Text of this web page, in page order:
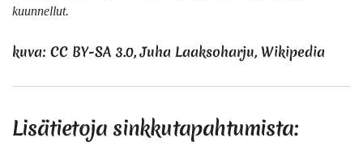
kuunnellut.
kuva: CC BY-SA 3.0, Juha Laaksoharju, Wikipedia
Lisätietoja sinkkutapahtumista: